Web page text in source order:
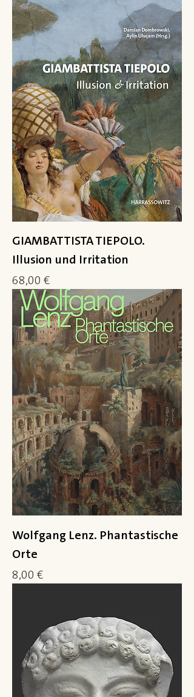
GIAMBATTISTA TIEPOLO.
Illusion und Irritation
Preis
68,00 €
Wolfgang Lenz. Phantastische
Orte
Preis
8,00 €